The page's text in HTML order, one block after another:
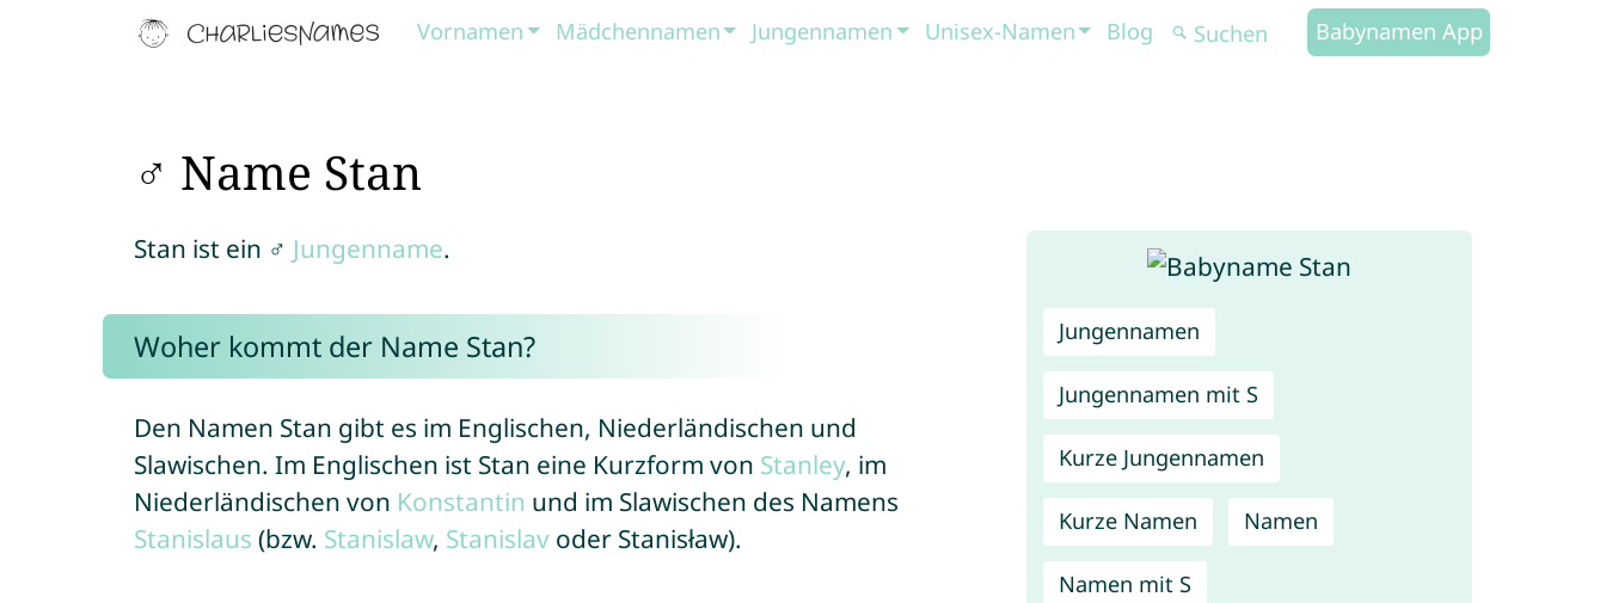
Vornamen Mädchennamen Jungennamen Unisex-Namen Blog Babynamen App
♂ Name Stan
Jungennamen
Jungennamen mit S
Kurze Jungennamen
Kurze Namen Namen
Namen mit S
Stan ist ein ♂ Jungenname.
Woher kommt der Name Stan?
Den Namen Stan gibt es im Englischen, Niederländischen und
Slawischen. Im Englischen ist Stan eine Kurzform von Stanley, im
Niederländischen von Konstantin und im Slawischen des Namens
Stanislaus (bzw. Stanislaw, Stanislavoder Stanisław).